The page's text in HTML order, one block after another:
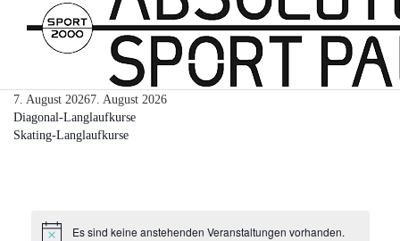
7. August 20267. August 2026
Diagonal-Langlaufkurse
Skating-Langlaufkurse
Es sind keine anstehenden Veranstaltungen vorhanden.